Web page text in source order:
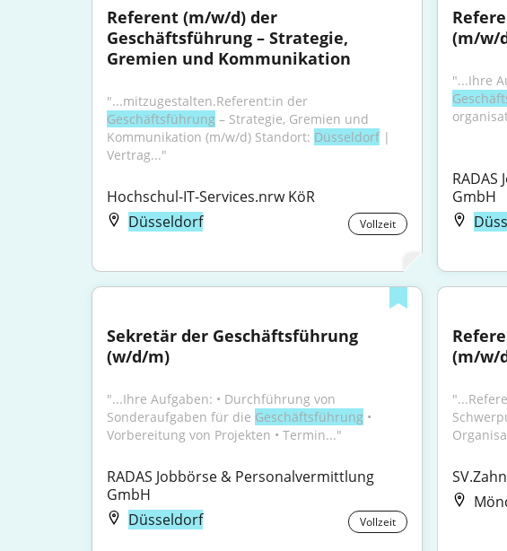
Referent (m/w/d) der
Geschäftsführung – Strategie,
Gremien und Kommunikation
Geschäftsführung – Strategie, Gremien und
Kommunikation (m/w/d) Standort: Düsseldorf |
Vertrag..."
Hochschul-IT-Services.nrw KöR
Düsseldorf
Vollzeit
(m/w/
GmbH
Sekretär der Geschäftsführung
(w/d/m)
"...Ihre Aufgaben: • Durchführung von
Sonderaufgaben für die Geschäftsführung •
Vorbereitung von Projekten • Termin..."
RADAS Jobbörse & Personalvermittlung
GmbH
Düsseldorf
Vollzeit
(m/w/